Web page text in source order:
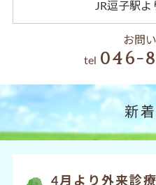
JR逗子駅よ
お問
tel
046-
新
4月より外来診